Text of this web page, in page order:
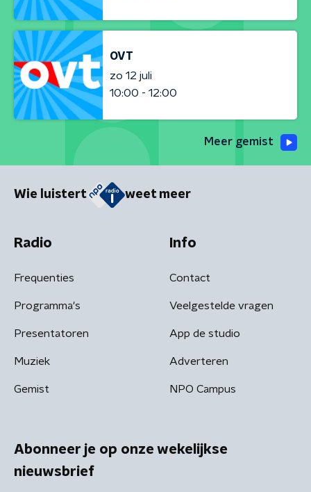
OVT
zo 12 juli
10:00 - 12:00
Meer gemist
Wie luistert weet meer
Radio
Frequenties
Programma's
Presentatoren
Muziek
Gemist
Info
Contact
Veelgestelde vragen
App de studio
Adverteren
NPO Campus
Abonneer je op onze wekelijkse
nieuwsbrief